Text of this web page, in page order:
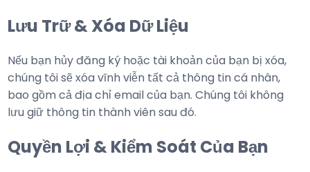
Lưu Trữ & Xóa Dữ Liệu
Nếu bạn hủy đăng ký hoặc tài khoản của bạn bị xóa,
chúng tôi sẽ xóa vĩnh viễn tất cả thông tin cá nhân,
bao gồm cả địa chỉ email của bạn. Chúng tôi không
lưu giữ thông tin thành viên sau đó.
Quyền Lợi & Kiểm Soát Của Bạn